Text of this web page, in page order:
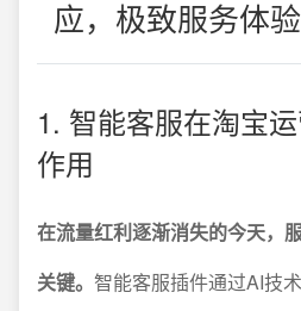
应，极致服务体验
1. 智能客服在淘宝
作用
在流量红利逐渐消失的今天，
关键。 智能客服插件通过AI技